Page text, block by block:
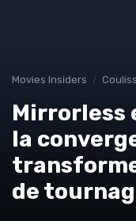
Movies Insiders
Mirrorless
la
de